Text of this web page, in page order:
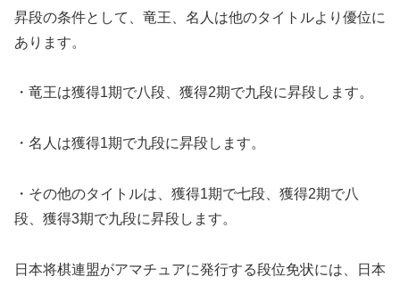
昇段の条件として、竜王、名人は他のタイトルより優位に
あります。
・竜王は獲得1期で八段、獲得2期で九段に昇段します。
・名人は獲得1期で九段に昇段します。
・その他のタイトルは、獲得1期で七段、獲得2期で八
段、獲得3期で九段に昇段します。
日本将棋連盟がアマチュアに発行する段位免状には、日本